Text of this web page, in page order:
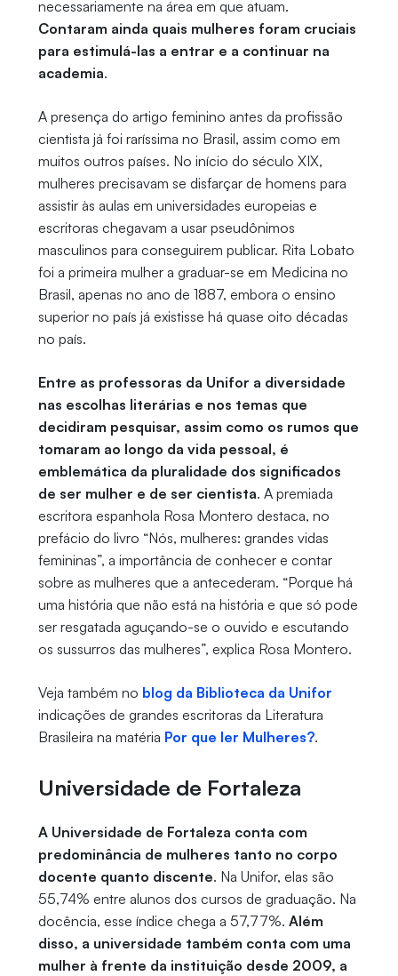
necessariamente na área em que atuam.
Contaram ainda quais mulheres foram cruciais
para estimulá-las a entrar e a continuar na
academia.
A presença do artigo feminino antes da profissão
cientista já foi raríssima no Brasil, assim como em
muitos outros países. No início do século XIX,
mulheres precisavam se disfarçar de homens para
assistir às aulas em universidades europeias e
escritoras chegavam a usar pseudônimos
masculinos para conseguirem publicar. Rita Lobato
foi a primeira mulher a graduar-se em Medicina no
Brasil, apenas no ano de 1887, embora o ensino
superior no país já existisse há quase oito décadas
no país.
Entre as professoras da Unifor a diversidade
nas escolhas literárias e nos temas que
decidiram pesquisar, assim como os rumos que
tomaram ao longo da vida pessoal, é
emblemática da pluralidade dos significados
de ser mulher e de ser cientista. A premiada
escritora espanhola Rosa Montero destaca, no
prefácio do livro “Nós, mulheres: grandes vidas
femininas”, a importância de conhecer e contar
sobre as mulheres que a antecederam. “Porque há
uma história que não está na história e que só pode
ser resgatada aguçando-se o ouvido e escutando
os sussurros das mulheres”, explica Rosa Montero.
Veja também no blog da Biblioteca da Unifor
indicações de grandes escritoras da Literatura
Brasileira na matéria Por que ler Mulheres?.
Universidade de Fortaleza
A Universidade de Fortaleza conta com
predominância de mulheres tanto no corpo
docente quanto discente. Na Unifor, elas são
55,74% entre alunos dos cursos de graduação. Na
docência, esse índice chega a 57,77%. Além
disso, a universidade também conta com uma
mulher à frente da instituição desde 2009, a